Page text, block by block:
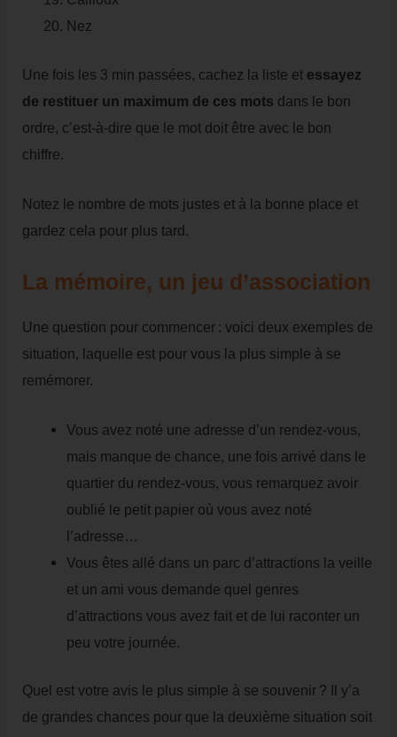
Nez
Une fois les 3 min passées, cachez la liste et essayez
de restituer un maximum de ces mots dans le bon
ordre, c’est-à-dire que le mot doit être avec le bon
chiffre.
Notez le nombre de mots justes et à la bonne place et
gardez cela pour plus tard.
La mémoire, un jeu d’association
Une question pour commencer : voici deux exemples de
situation, laquelle est pour vous la plus simple à se
remémorer.
Vous avez noté une adresse d’un rendez-vous,
mais manque de chance, une fois arrivé dans le
quartier du rendez-vous, vous remarquez avoir
oublié le petit papier où vous avez noté
l’adresse…
Vous êtes allé dans un parc d’attractions la veille
et un ami vous demande quel genres
d’attractions vous avez fait et de lui raconter un
peu votre journée.
Quel est votre avis le plus simple à se souvenir ? Il y’a
de grandes chances pour que la deuxième situation soit